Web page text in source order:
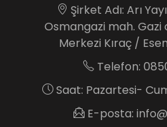
Şirket Adı: Arı
Osmangazi mah. Gazi
Merkezi Kıraç /
Telefon:
Saat: Pazartesi-
E-posta: